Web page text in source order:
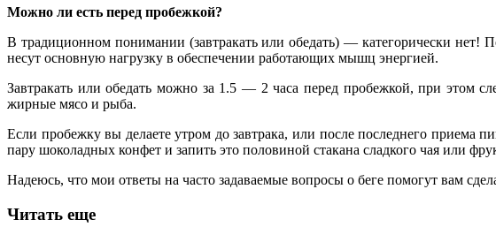
Можно ли есть перед пробежкой?
В традиционном понимании (завтракать или обедать) — категорически нет!
несут основную нагрузку в обеспечении работающих мышц энергией.
Завтракать или обедать можно за 1.5 — 2 часа перед пробежкой, при этом
жирные мясо и рыба.
Если пробежку вы делаете утром до завтрака, или после последнего
пару шоколадных конфет и запить это половиной стакана сладкого чая или
Надеюсь, что мои ответы на часто задаваемые вопросы о беге помогут вам
Читать еще